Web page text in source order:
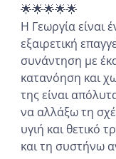
🌟🌟🌟🌟🌟
Η Γεωργία είναι
εξαιρετική
συνάντηση με
κατανόηση και
της είναι
να αλλάξω τη
υγιή και θετικό
και τη συστήνω